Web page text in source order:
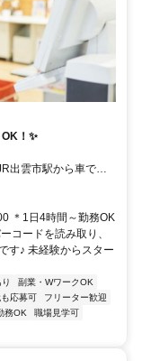
！✨
出雲市駅から車で約
＊1日4時間～勤務OK
コードを読み取り、
す♪ 未経験からスター
副業・WワークOK
応募可
フリーター歓迎
務OK
職場見学可